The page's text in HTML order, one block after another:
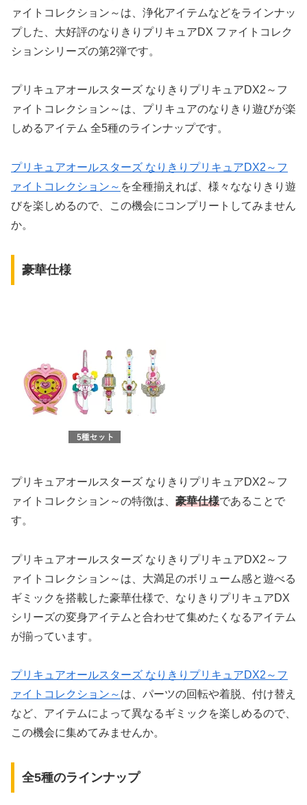
ァイトコレクション～は、浄化アイテムなどをラインナッ
プした、大好評のなりきりプリキュアDX ファイトコレク
ションシリーズの第2弾です。
プリキュアオールスターズ なりきりプリキュアDX2～フ
ァイトコレクション～は、プリキュアのなりきり遊びが楽
しめるアイテム 全5種のラインナップです。
プリキュアオールスターズ なりきりプリキュアDX2～フ
ァイトコレクション～ を全種揃えれば、様々ななりきり遊
びを楽しめるので、この機会にコンプリートしてみません
か。
豪華仕様
プリキュアオールスターズ なりきりプリキュアDX2～フ
ァイトコレクション～の特徴は、 豪華仕様であることで
す。
プリキュアオールスターズ なりきりプリキュアDX2～フ
ァイトコレクション～は、大満足のボリューム感と遊べる
ギミックを搭載した豪華仕様で、なりきりプリキュアDX
シリーズの変身アイテムと合わせて集めたくなるアイテム
が揃っています。
プリキュアオールスターズ なりきりプリキュアDX2～フ
ァイトコレクション～ は、パーツの回転や着脱、付け替え
など、アイテムによって異なるギミックを楽しめるので、
この機会に集めてみませんか。
全5種のラインナップ